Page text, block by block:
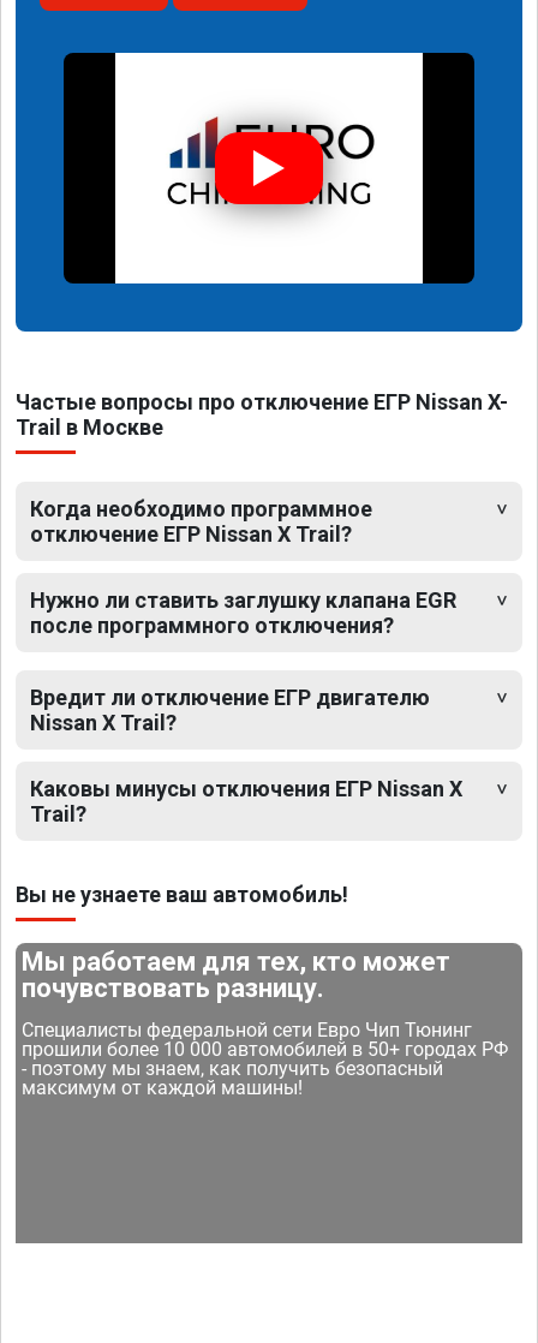
Частые вопросы про отключение ЕГР Nissan X-
Trail в Москве
Когда необходимо программное
отключение ЕГР Nissan X Trail?
Нужно ли ставить заглушку клапана EGR
после программного отключения?
Вредит ли отключение ЕГР двигателю
Nissan X Trail?
Каковы минусы отключения ЕГР Nissan X
Trail?
Вы не узнаете ваш автомобиль!
Мы работаем для тех, кто может
почувствовать разницу.
Специалисты федеральной сети Евро Чип Тюнинг
прошили более 10 000 автомобилей в 50+ городах РФ
- поэтому мы знаем, как получить безопасный
максимум от каждой машины!